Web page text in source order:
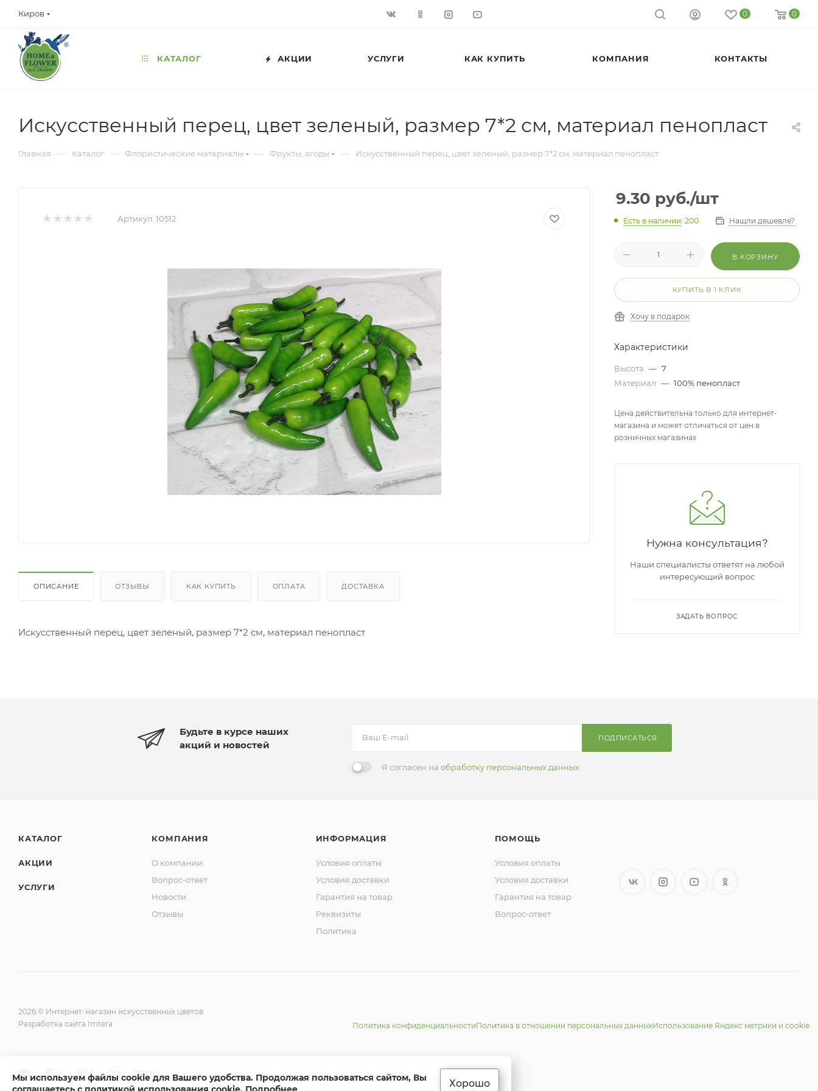
Киров 0 0
КАТАЛОГ АКЦИИ УСЛУГИ КАК КУПИТЬ КОМПАНИЯ КОНТАКТЫ
Искусственный перец, цвет зеленый, размер 7*2 см, материал пенопласт
Главная — Каталог — Флористические материалы — Фрукты, ягоды — Искусственный перец, цвет зеленый, размер 7*2 см, материал пенопласт
Артикул: 10512
ОПИСАНИЕ ОТЗЫВЫ КАК КУПИТЬ ОПЛАТА ДОСТАВКА
Искусственный перец, цвет зеленый, размер 7*2 см, материал пенопласт
9.30 руб./шт
Есть в наличии: 200 Нашли дешевле?
В КОРЗИНУ
КУПИТЬ В 1 КЛИК
Хочу в подарок
Характеристики
Высота — 7
Материал — 100% пенопласт
Цена действительна только для интернет-
магазина и может отличаться от цен в
розничных магазинах
Нужна консультация?
Наши специалисты ответят на любой
интересующий вопрос
ЗАДАТЬ ВОПРОС
Будьте в курсе наших
акций и новостей
ПОДПИСАТЬСЯ
Я согласен на обработку персональных данных
КАТАЛОГ
АКЦИИ
УСЛУГИ
КОМПАНИЯ
О компании
Вопрос-ответ
Новости
Отзывы
ИНФОРМАЦИЯ
Условия оплаты
Условия доставки
Гарантия на товар
Реквизиты
Политика
ПОМОЩЬ
Условия оплаты
Условия доставки
Гарантия на товар
Вопрос-ответ
2026 © Интернет-магазин искусственных цветов
Разработка сайта Imtera
Политика конфиденциальностиПолитика в отношении персональных данныхИспользование Яндекс метрики и cookie
Мы используем файлы cookie для Вашего удобства. Продолжая пользоваться сайтом, Вы
Хорошо